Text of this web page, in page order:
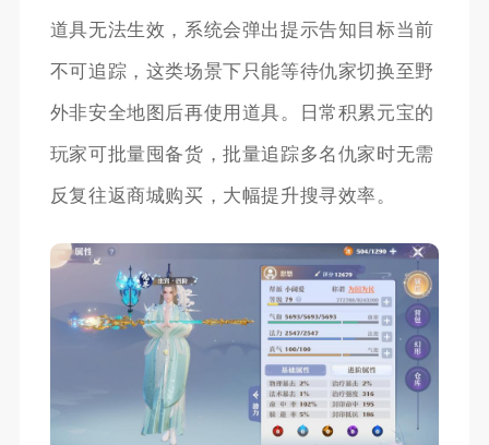
道具无法生效，系统会弹出提示告知目标当前
不可追踪，这类场景下只能等待仇家切换至野
外非安全地图后再使用道具。日常积累元宝的
玩家可批量囤备货，批量追踪多名仇家时无需
反复往返商城购买，大幅提升搜寻效率。